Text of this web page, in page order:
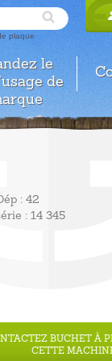
plaque
le
de
: 42
: 14 345
BUCHET À
CETTE